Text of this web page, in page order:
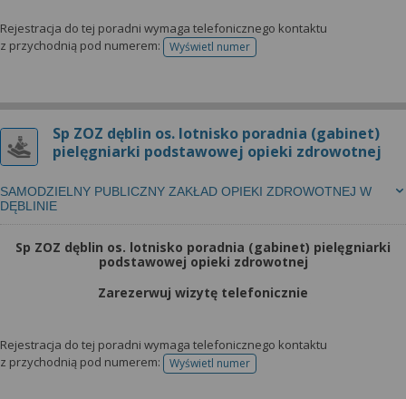
Rejestracja do tej poradni wymaga telefonicznego kontaktu
z przychodnią pod numerem:
Wyświetl numertelefonu do rejestracji
Sp ZOZ dęblin os. lotnisko poradnia (gabinet)
pielęgniarki podstawowej opieki zdrowotnej
SAMODZIELNY PUBLICZNY ZAKŁAD OPIEKI ZDROWOTNEJ W
DĘBLINIE
Sp ZOZ dęblin os. lotnisko poradnia (gabinet) pielęgniarki
podstawowej opieki zdrowotnej
Zarezerwuj wizytę telefonicznie
Rejestracja do tej poradni wymaga telefonicznego kontaktu
z przychodnią pod numerem:
Wyświetl numertelefonu do rejestracji